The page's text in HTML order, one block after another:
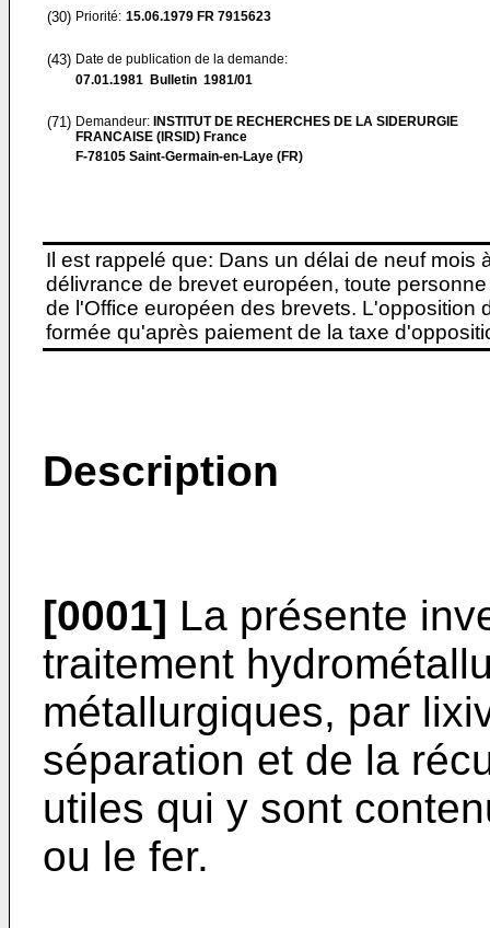
(30) Priorité: 15.06.1979 FR 7915623
(43) Date de publication de la demande:
07.01.1981 Bulletin 1981/01
(71) Demandeur: INSTITUT DE RECHERCHES DE LA SIDERURGIE
FRANCAISE (IRSID) France
F-78105 Saint-Germain-en-Laye (FR)
Il est rappelé que: Dans un délai de neuf
délivrance de brevet européen, toute
de l'Office européen des brevets. L'opposition
formée qu'après paiement de la taxe
Description
[0001] La présente
traitement
métallurgiques, par
séparation et de la
utiles qui y sont
ou le fer.